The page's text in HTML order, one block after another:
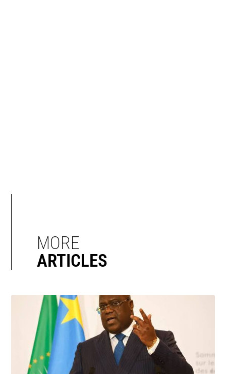
MORE
ARTICLES